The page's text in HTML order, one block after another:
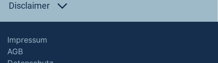
Disclaimer
Impressum
AGB